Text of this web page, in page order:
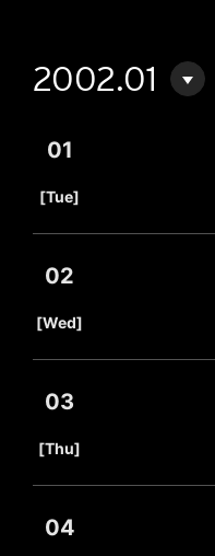
2002.01
01
[Tue]
02
[Wed]
03
[Thu]
04